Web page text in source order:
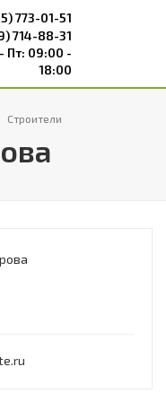
773-01-51
714-88-31
Пт: 09:00 -
18:00
Строители